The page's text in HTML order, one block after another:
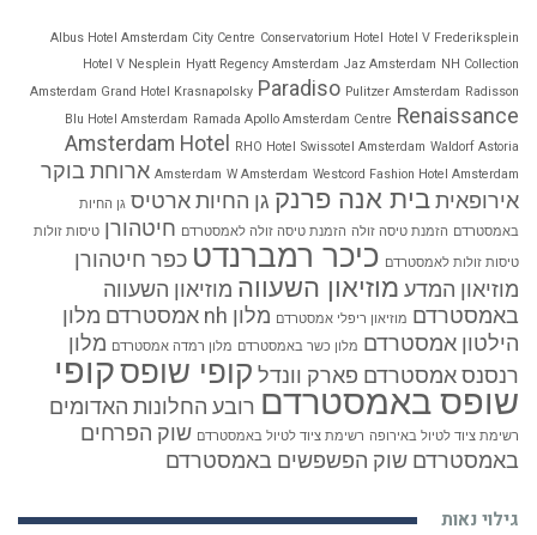
Albus Hotel Amsterdam City Centre Conservatorium Hotel
Hotel V Frederiksplein
Hotel V Nesplein Hyatt Regency Amsterdam Jaz Amsterdam NH Collection
Amsterdam Grand Hotel Krasnapolsky Paradiso Pulitzer Amsterdam Radisson
Blu Hotel Amsterdam Ramada Apollo Amsterdam Centre Renaissance
Amsterdam Hotel
RHO Hotel Swissotel Amsterdam Waldorf Astoria
Amsterdam W Amsterdam Westcord Fashion Hotel Amsterdam
ארוחת בוקר
אירופאית בית אנה פרנק גן החיות ארטיס גן החיות
באמסטרדם הזמנת טיסה זולה הזמנת טיסה זולה לאמסטרדם חיטהורן טיסות זולות
טיסות זולות לאמסטרדם כיכר רמברנדט כפר חיטהורן
מוזיאון המדע מוזיאון השעווה מוזיאון השעווה
באמסטרדם מוזיאון ריפלי אמסטרדם מלון nh אמסטרדם
מלון
הילטון אמסטרדם מלון כשר באמסטרדם מלון רמדה אמסטרדם מלון
רנסנס אמסטרדם פארק וונדל קופי שופסקופי
שופס באמסטרדם רובע החלונות האדומים
רשימת ציוד לטיול באירופה רשימת ציוד לטיול באמסטרדם שוק הפרחים
באמסטרדם שוק הפשפשים באמסטרדם
גילוי נאות